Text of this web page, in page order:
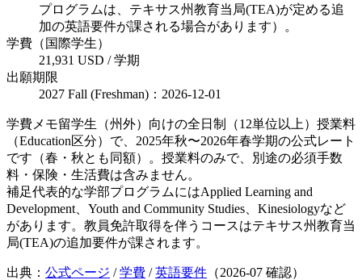
プログラムは、テキサス州教育当局(TEA)が定める追
加の英語要件が課される場合があります）。
学費（国際学生）
21,931 USD / 学期
出願期限
2027 Fall (Freshman)：2026-12-01
学費メモ留学生（州外）向けの全日制（12単位以上）授業料
（Education区分）で、2025年秋〜2026年春学期の公式レート
です（春・秋とも同額）。授業料のみで、別途の必須手数
料・保険・生活費は含みません。
補足代表的な学部プログラムにはApplied Learning and
Development、Youth and Community Studies、Kinesiologyなど
があります。教員免許取得を伴うコースはテキサス州教育当
局(TEA)の追加要件が課されます。
出典： 公式ページ /学費 /英語要件 （2026-07 確認）